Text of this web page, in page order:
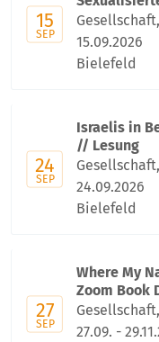
15
SEP
15.09.2026
Bielefeld
24
SEP
Israelis in
// Lesung
24.09.2026
Bielefeld
27
SEP
Where My
Zoom Book
27.09. -